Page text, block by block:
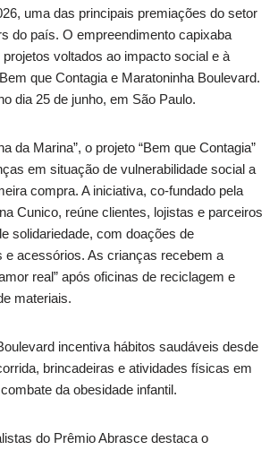
uma das principais premiações do setor
do país. O empreendimento capixaba
voltados ao impacto social e à
que Contagia e Maratoninha Boulevard.
dia 25 de junho, em São Paulo.
da Marina”, o projeto “Bem que Contagia”
em situação de vulnerabilidade social a
compra. A iniciativa, co-fundado pela
Cunico, reúne clientes, lojistas e parceiros
solidariedade, com doações de
e acessórios. As crianças recebem a
real” após oficinas de reciclagem e
materiais.
incentiva hábitos saudáveis desde
brincadeiras e atividades físicas em
da obesidade infantil.
do Prêmio Abrasce destaca o